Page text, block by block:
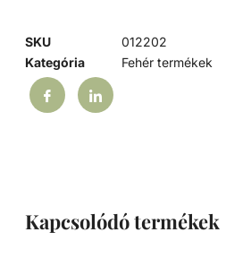
SKU
012202
Kategória
Fehér termékek
Kapcsolódó termékek